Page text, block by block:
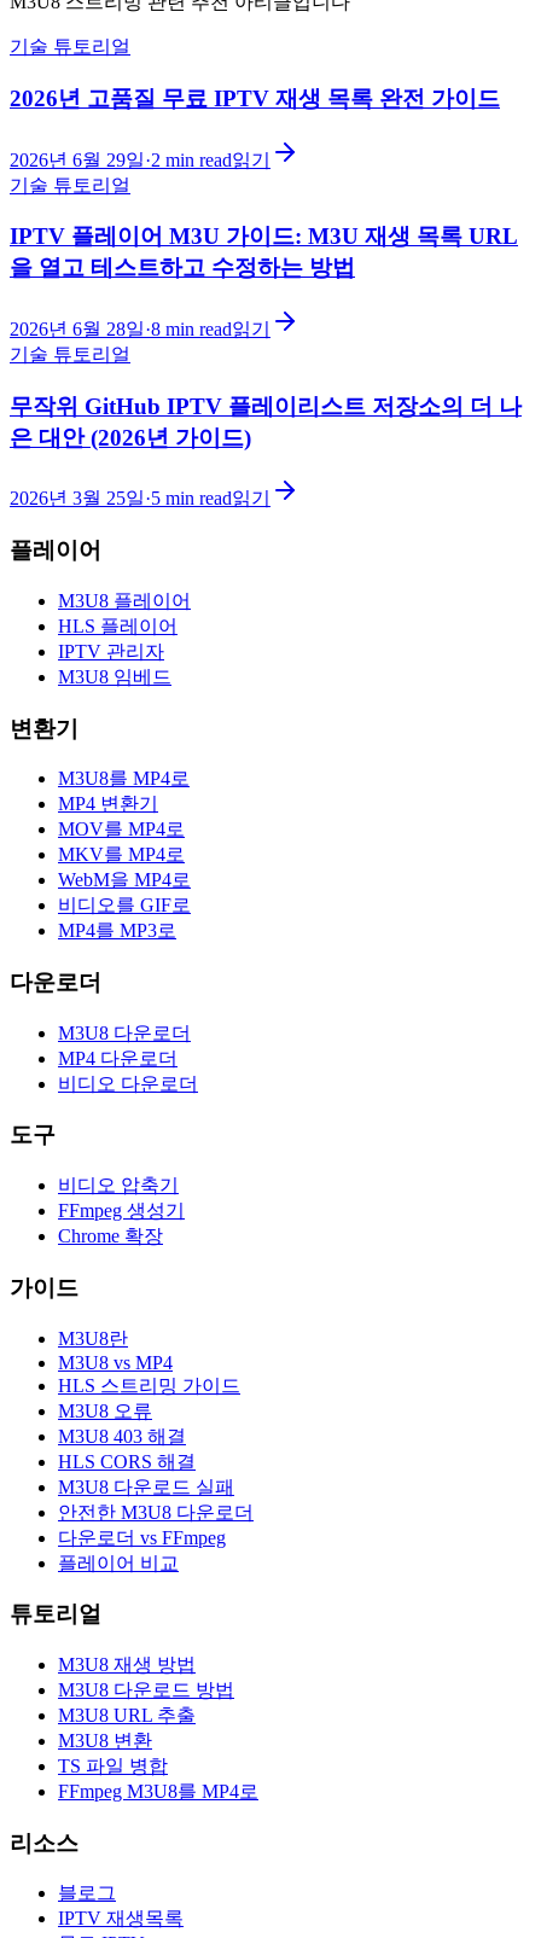
기술 튜토리얼
2026년 고품질 무료 IPTV 재생 목록 완전 가이드
2026년 6월 29일·2 min read읽기
기술 튜토리얼
IPTV 플레이어 M3U 가이드: M3U 재생 목록 URL
을 열고 테스트하고 수정하는 방법
2026년 6월 28일·8 min read읽기
기술 튜토리얼
무작위 GitHub IPTV 플레이리스트 저장소의 더 나
은 대안 (2026년 가이드)
2026년 3월 25일·5 min read읽기
플레이어
M3U8 플레이어
HLS 플레이어
IPTV 관리자
M3U8 임베드
변환기
M3U8를 MP4로
MP4 변환기
MOV를 MP4로
MKV를 MP4로
WebM을 MP4로
비디오를 GIF로
MP4를 MP3로
다운로더
M3U8 다운로더
MP4 다운로더
비디오 다운로더
도구
비디오 압축기
FFmpeg 생성기
Chrome 확장
가이드
M3U8란
M3U8 vs MP4
HLS 스트리밍 가이드
M3U8 오류
M3U8 403 해결
HLS CORS 해결
M3U8 다운로드 실패
안전한 M3U8 다운로더
다운로더 vs FFmpeg
플레이어 비교
튜토리얼
M3U8 재생 방법
M3U8 다운로드 방법
M3U8 URL 추출
M3U8 변환
TS 파일 병합
FFmpeg M3U8를 MP4로
리소스
블로그
IPTV 재생목록